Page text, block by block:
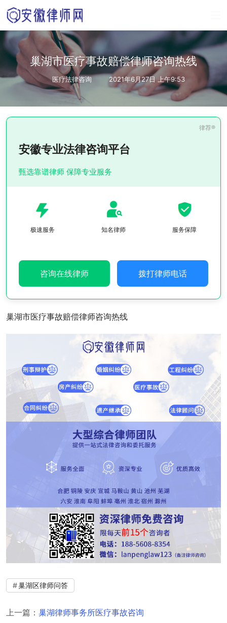
巢湖市医疗事故赔偿律师咨询热线
医疗法律咨询 2021年6月27日 上午9:53
安徽专业法律咨询平台
甄选靠谱律师 保障专业服务
极速服务 知名律师 服务保障
咨询在线律师 拨打律师电话
巢湖市医疗事故赔偿律师咨询热线
巢湖区律师问答
上一篇： 巢湖律师事务所医疗事故咨询